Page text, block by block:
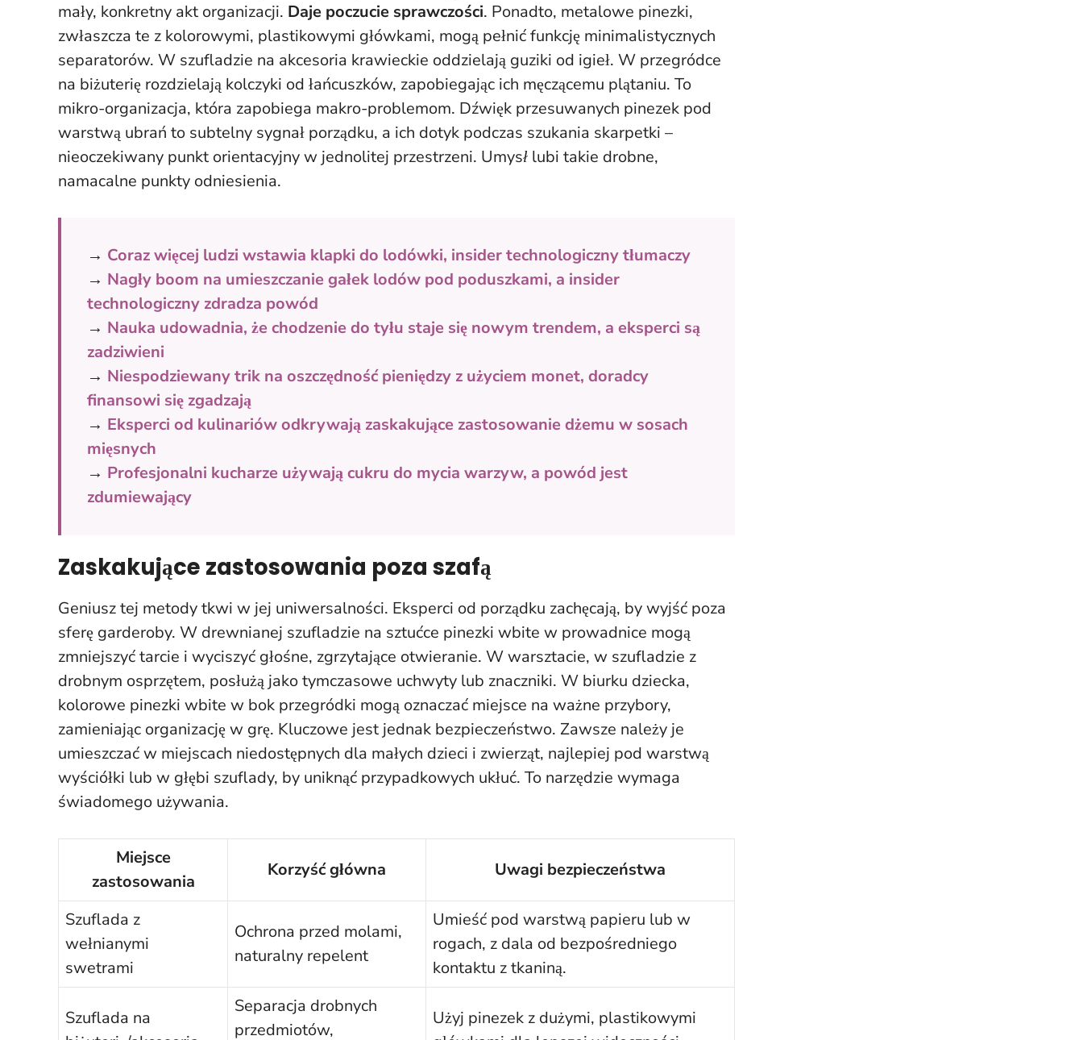
mały, konkretny akt organizacji. Daje poczucie sprawczości. Ponadto, metalowe pinezki,
zwłaszcza te z kolorowymi, plastikowymi główkami, mogą pełnić funkcję minimalistycznych
separatorów. W szufladzie na akcesoria krawieckie oddzielają guziki od igieł. W przegródce
na biżuterię rozdzielają kolczyki od łańcuszków, zapobiegając ich męczącemu plątaniu. To
mikro-organizacja, która zapobiega makro-problemom. Dźwięk przesuwanych pinezek pod
warstwą ubrań to subtelny sygnał porządku, a ich dotyk podczas szukania skarpetki –
nieoczekiwany punkt orientacyjny w jednolitej przestrzeni. Umysł lubi takie drobne,
namacalne punkty odniesienia.
→ Coraz więcej ludzi wstawia klapki do lodówki, insider technologiczny tłumaczy
→ Nagły boom na umieszczanie gałek lodów pod poduszkami, a insider
technologiczny zdradza powód
→ Nauka udowadnia, że chodzenie do tyłu staje się nowym trendem, a eksperci są
zadziwieni
→ Niespodziewany trik na oszczędność pieniędzy z użyciem monet, doradcy
finansowi się zgadzają
→ Eksperci od kulinariów odkrywają zaskakujące zastosowanie dżemu w sosach
mięsnych
→ Profesjonalni kucharze używają cukru do mycia warzyw, a powód jest
zdumiewający
Zaskakujące zastosowania poza szafą
Geniusz tej metody tkwi w jej uniwersalności. Eksperci od porządku zachęcają, by wyjść poza
sferę garderoby. W drewnianej szufladzie na sztućce pinezki wbite w prowadnice mogą
zmniejszyć tarcie i wyciszyć głośne, zgrzytające otwieranie. W warsztacie, w szufladzie z
drobnym osprzętem, posłużą jako tymczasowe uchwyty lub znaczniki. W biurku dziecka,
kolorowe pinezki wbite w bok przegródki mogą oznaczać miejsce na ważne przybory,
zamieniając organizację w grę. Kluczowe jest jednak bezpieczeństwo. Zawsze należy je
umieszczać w miejscach niedostępnych dla małych dzieci i zwierząt, najlepiej pod warstwą
wyściółki lub w głębi szuflady, by uniknąć przypadkowych ukłuć. To narzędzie wymaga
świadomego używania.
Miejsce
zastosowania
Korzyść główna Uwagi bezpieczeństwa
Szuflada z
wełnianymi
swetrami
Ochrona przed molami,
naturalny repelent
Umieść pod warstwą papieru lub w
rogach, z dala od bezpośredniego
kontaktu z tkaniną.
Szuflada na
Separacja drobnych
przedmiotów,
Użyj pinezek z dużymi, plastikowymi